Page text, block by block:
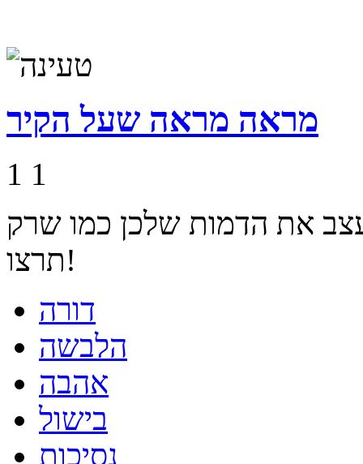
מראה מראה שעל הקיר
1 1
את הדמות שלכן כמו שרק
תרצו!
דורה
הלבשה
אהבה
בישול
נסיכות